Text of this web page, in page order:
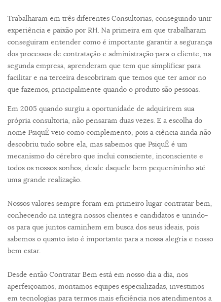
Trabalharam em três diferentes Consultorias, conseguindo unir
experiência e paixão por RH. Na primeira em que trabalharam
conseguiram entender como é importante garantir a segurança
dos processos de contratação e administração para o cliente, na
segunda empresa, aprenderam que tem que simplificar para
facilitar e na terceira descobriram que temos que ter amor no
que fazemos, principalmente quando o produto são pessoas.
Em 2005 quando surgiu a oportunidade de adquirirem sua
própria consultoria, não pensaram duas vezes. E a escolha do
nome PsiquÊ veio como complemento, pois a ciência ainda não
descobriu tudo sobre ela, mas sabemos que PsiquÊ é um
mecanismo do cérebro que inclui consciente, inconsciente e
todos os nossos sonhos, desde daquele bem pequenininho até
uma grande realização.
Nossos valores sempre foram em primeiro lugar contratar bem,
conhecendo na integra nossos clientes e candidatos e unindo-
os para que juntos caminhem em busca dos seus ideais, pois
sabemos o quanto isto é importante para a nossa alegria e nosso
bem estar.
Desde então Contratar Bem está em nosso dia a dia, nos
aperfeiçoamos, montamos equipes especializadas, investimos
em tecnologias para termos mais eficiência nos atendimentos a